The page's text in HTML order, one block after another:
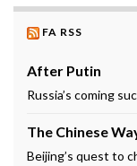
FA RSS
After Putin
Russia’s coming
The Chinese
Beijing’s quest to